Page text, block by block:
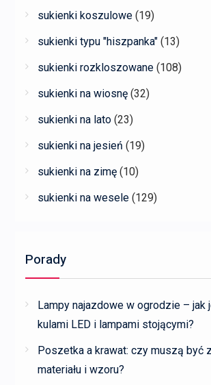
sukienki koszulowe (19)
sukienki typu "hiszpanka" (13)
sukienki rozkloszowane (108)
sukienki na wiosnę (32)
sukienki na lato (23)
sukienki na jesień (19)
sukienki na zimę (10)
sukienki na wesele (129)
Porady
Lampy najazdowe w ogrodzie – jak
kulami LED i lampami stojącymi?
Poszetka a krawat: czy muszą być
materiału i wzoru?